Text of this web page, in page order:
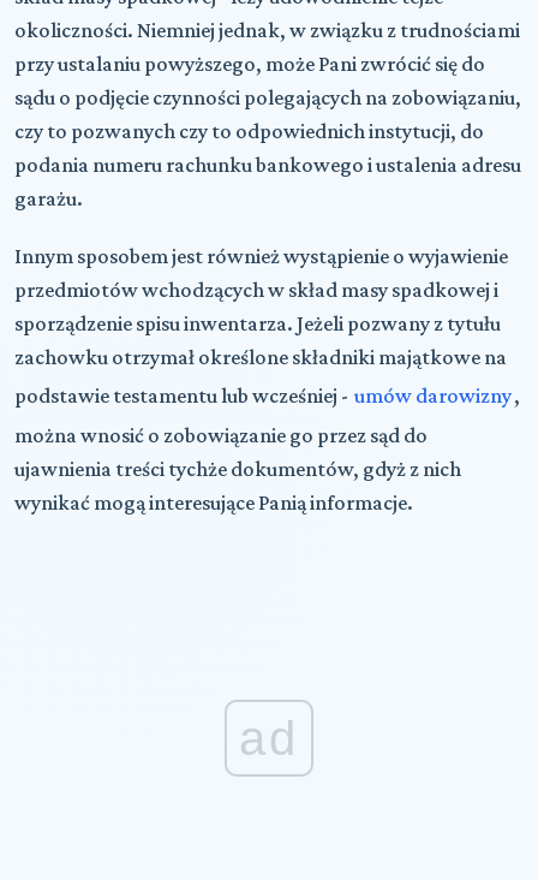
okoliczności. Niemniej jednak, w związku z trudnościami
przy ustalaniu powyższego, może Pani zwrócić się do
sądu o podjęcie czynności polegających na zobowiązaniu,
czy to pozwanych czy to odpowiednich instytucji, do
podania numeru rachunku bankowego i ustalenia adresu
garażu.
Innym sposobem jest również wystąpienie o wyjawienie
przedmiotów wchodzących w skład masy spadkowej i
sporządzenie spisu inwentarza. Jeżeli pozwany z tytułu
zachowku otrzymał określone składniki majątkowe na
podstawie testamentu lub wcześniej - umów darowizny,
można wnosić o zobowiązanie go przez sąd do
ujawnienia treści tychże dokumentów, gdyż z nich
wynikać mogą interesujące Panią informacje.
ad